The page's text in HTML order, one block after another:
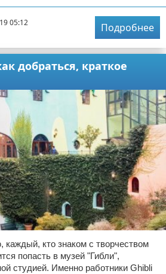
05:12
Подробнее
добраться, краткое
кто знаком с творчеством
попасть в музей "Гибли",
студией. Именно работники Ghibli